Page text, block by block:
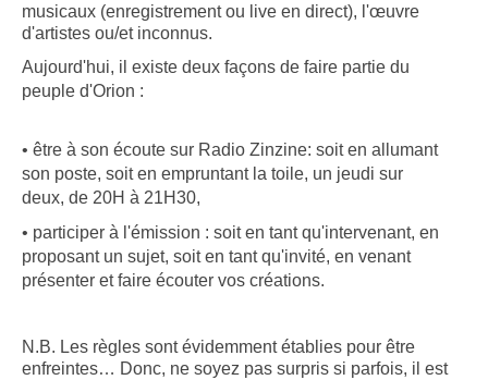
musicaux (enregistrement ou live en direct), l'œuvre
d'artistes ou/et inconnus.
Aujourd'hui, il existe deux façons de faire partie du
peuple d'Orion :
• être à son écoute sur Radio Zinzine: soit en allumant
son poste, soit en empruntant la toile, un jeudi sur
deux, de 20H à 21H30,
• participer à l'émission : soit en tant qu'intervenant, en
proposant un sujet, soit en tant qu'invité, en venant
présenter et faire écouter vos créations.
N.B. Les règles sont évidemment établies pour être
enfreintes… Donc, ne soyez pas surpris si parfois, il est